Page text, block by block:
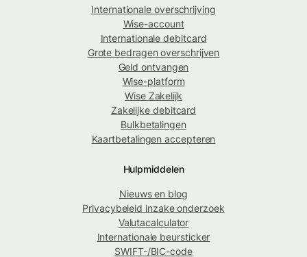
Internationale overschrijving
Wise-account
Internationale debitcard
Grote bedragen overschrijven
Geld ontvangen
Wise-platform
Wise Zakelijk
Zakelijke debitcard
Bulkbetalingen
Kaartbetalingen accepteren
Hulpmiddelen
Nieuws en blog
Privacybeleid inzake onderzoek
Valutacalculator
Internationale beursticker
SWIFT-/BIC-code